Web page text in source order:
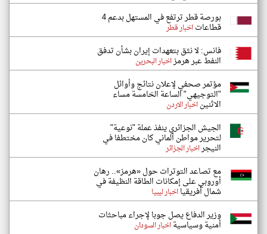
بورصة قطر ترتفع في المستهل بدعم 4
قطاعاتاخبار قطر
فانس: لا نثق بتعهدات إيران بشأن تدفق
النفط عبر هرمزاخبار البحرين
مؤتمر صحفي لإعلان نتائج وأوائل
"التوجيهي" الساعة الخامسة مساء
الاثنيناخبار الاردن
الجيش الجزائري ينفذ عملة "نوعية"
لتحرير مواطن ألماني كان مختطفا في
النيجراخبار الجزائر
مع تصاعد التوترات حول «هرمز».. رهان
أوروبي على إمكانات الطاقة النظيفة في
شمال أفريقيااخبار ليبيا
وزير الدفاع يصل جوبا لإجراء مباحثات
أمنية وسياسيةاخبار السودان